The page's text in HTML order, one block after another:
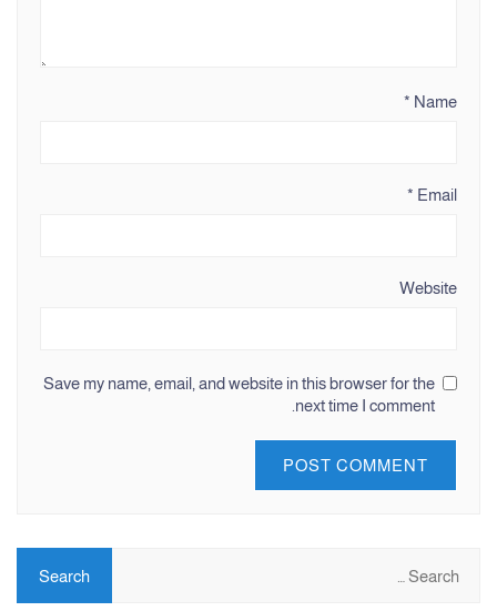
Name
*
Email
*
Website
Save my name, email, and website in this browser for the
next time I comment.